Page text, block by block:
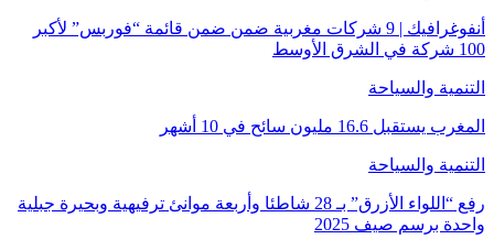
أنفوغرافيك | 9 شركات مغربية ضمن ضمن قائمة “فوربس” لأكبر
100 شركة في الشرق الأوسط
التنمية والسياحة
المغرب يستقبل 16.6 مليون سائح في 10 أشهر
التنمية والسياحة
رفع “اللواء الأزرق” بـ 28 شاطئا وأربعة موانئ ترفيهية وبحيرة جبلية
واحدة برسم صيف 2025